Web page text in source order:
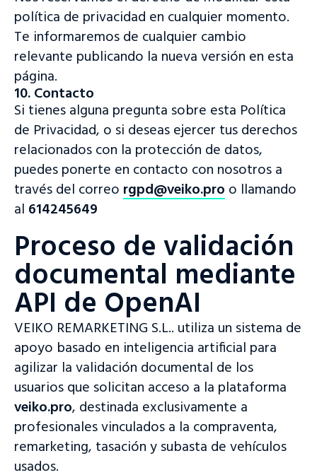
política de privacidad en cualquier momento.
Te informaremos de cualquier cambio
relevante publicando la nueva versión en esta
página.
10. Contacto
Si tienes alguna pregunta sobre esta Política
de Privacidad, o si deseas ejercer tus derechos
relacionados con la protección de datos,
puedes ponerte en contacto con nosotros a
través del correo rgpd@veiko.pro o llamando
al 614245649
Proceso de validación
documental mediante
API de OpenAI
VEIKO REMARKETING S.L.. utiliza un sistema de
apoyo basado en inteligencia artificial para
agilizar la validación documental de los
usuarios que solicitan acceso a la plataforma
veiko.pro, destinada exclusivamente a
profesionales vinculados a la compraventa,
remarketing, tasación y subasta de vehículos
usados.